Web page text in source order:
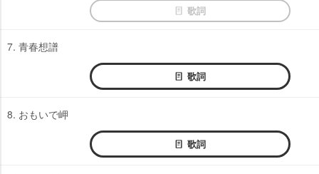
歌詞
7. 青春想譜
歌詞
8. おもいで岬
歌詞